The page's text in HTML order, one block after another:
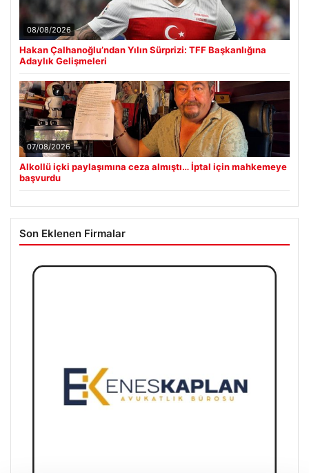
08/08/2026
Hakan Çalhanoğlu’ndan Yılın Sürprizi: TFF Başkanlığına
Adaylık Gelişmeleri
07/08/2026
Alkollü içki paylaşımına ceza almıştı… İptal için mahkemeye
başvurdu
Son Eklenen Firmalar